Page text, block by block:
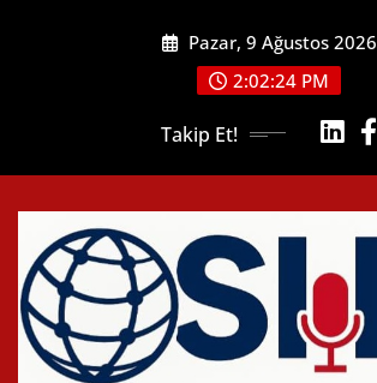
Pazar, 9 Ağustos 2026
2:02:26 PM
Takip Et!